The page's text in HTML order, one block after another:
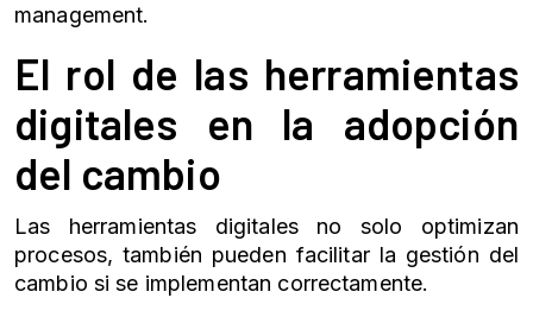
management.
El rol de las herramientas
digitales en la adopción
del cambio
Las herramientas digitales no solo optimizan
procesos, también pueden facilitar la gestión del
cambio si se implementan correctamente.